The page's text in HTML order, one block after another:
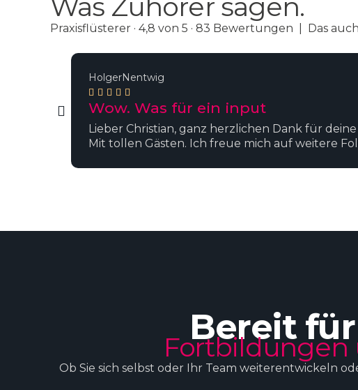
Praxisflüsterer · 4,8 von 5 · 83 Bewertungen | Das
HolgerNentwig
    
Wow. Was für ein input
Lieber Christian, ganz herzlichen Dank für
Mit tollen Gästen. Ich freue mich auf weitere
Bereit
Fortbildungen
Ob Sie sich selbst oder Ihr Team weiterentwickeln